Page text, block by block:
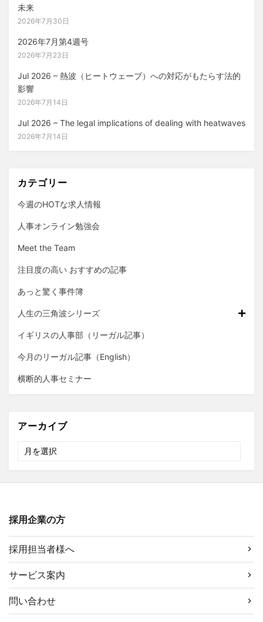
未来
2026年7月30日
2026年7月第4週号
2026年7月23日
Jul 2026 – 熱波（ヒートウェーブ）への対応がもたらす法的
影響
2026年7月14日
Jul 2026 – The legal implications of dealing with heatwaves
2026年7月14日
カテゴリー
今週のHOTな求人情報
人事オンライン勉強会
Meet the Team
注目度の高い おすすめの記事
あっと驚く事件簿
人生の三角波シリーズ
イギリスの人事部（リーガル記事）
今月のリーガル記事（English）
横断的人事セミナー
アーカイブ
イ
採用企業の方
採用担当者様へ
サービス案内
問い合わせ